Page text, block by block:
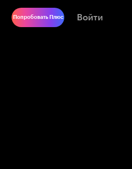
Попробовать Плюс Войти